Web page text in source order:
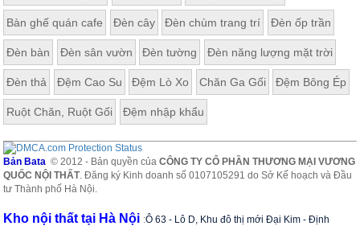
Bàn ghế quán cafe Đèn cây Đèn chùm trang trí Đèn ốp trần
Đèn bàn Đèn sân vườn Đèn tường Đèn năng lượng mặt trời
Đèn thả Đệm Cao Su Đệm Lò Xo Chăn Ga Gối Đệm Bông Ép
Ruột Chăn, Ruột Gối Đệm nhập khẩu
Bản Bata © 2012 - Bản quyền củaCÔNG TY CỔ PHẦN THƯƠNG MẠI VƯƠNG
QUỐC NỘI THẤT. Đăng ký Kinh doanh số 0107105291 do Sở Kế hoạch và Đầu
tư Thành phố Hà Nội.
Kho nội thất tại Hà Nội :Ô 63 - Lô D, Khu đô thị mới Đại Kim - Định